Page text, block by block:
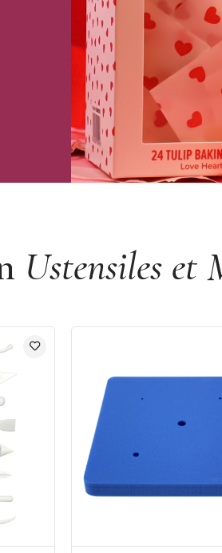
Ustensiles et